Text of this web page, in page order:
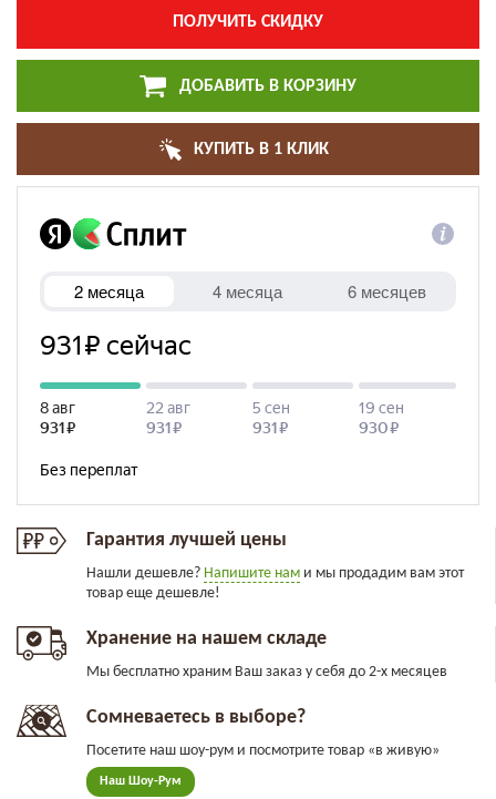
ПОЛУЧИТЬ СКИДКУ
ДОБАВИТЬ В КОРЗИНУ
КУПИТЬ В 1 КЛИК
Гарантия лучшей цены
Нашли дешевле? Напишите нам и мы продадим вам этот
товар еще дешевле!
Хранение на нашем складе
Мы бесплатно храним Ваш заказ у себя до 2-х месяцев
Сомневаетесь в выборе?
Посетите наш шоу-рум и посмотрите товар «в живую»
Наш Шоу-Рум